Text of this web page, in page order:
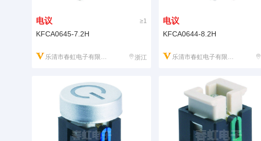
电议 ≥1
KFCA0645-7.2H
乐清市春虹电子有限公司 浙江
电议
KFCA0644-8.2H
乐清市春虹电子有限公司